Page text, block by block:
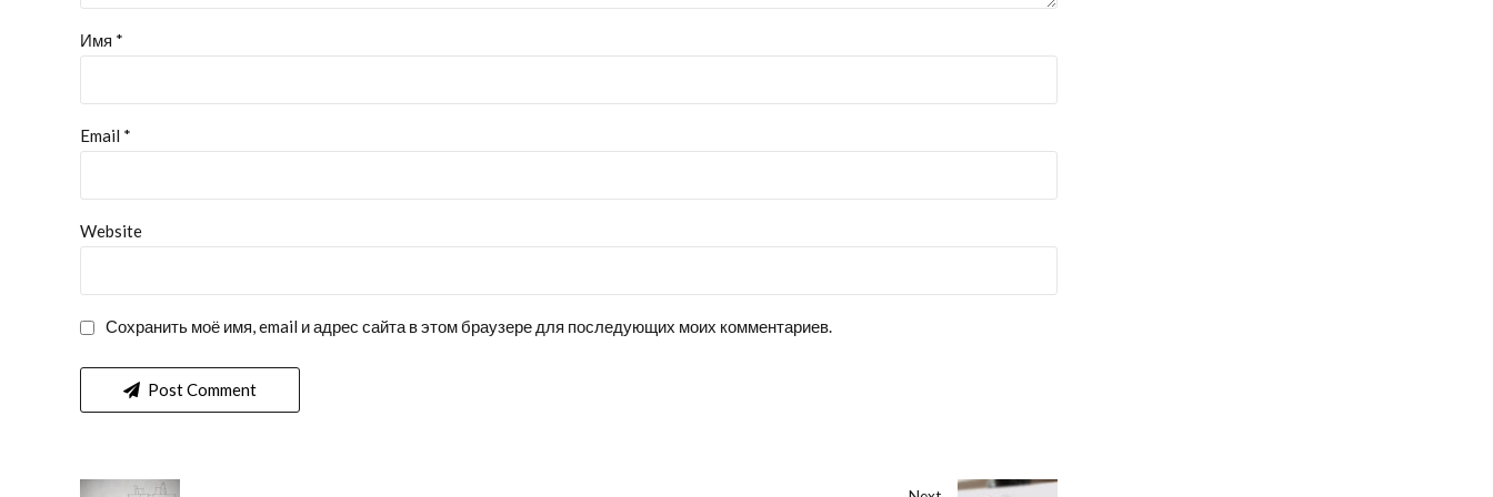
Имя *
Email *
Website
Сохранить моё имя, email и адрес сайта в этом браузере для последующих моих комментариев.
Post Comment